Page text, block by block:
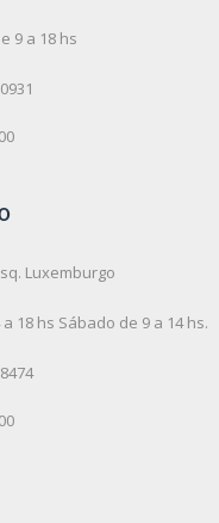
9 a 18 hs
Luxemburgo
18 hs Sábado de 9 a 14 hs.